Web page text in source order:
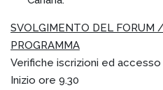
SVOLGIMENTO DEL FORUM
PROGRAMMA
Verifiche iscrizioni ed
Inizio ore 9.30